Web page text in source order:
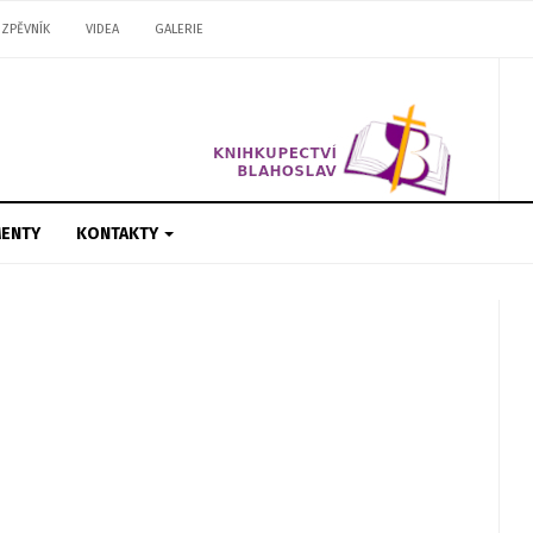
ZPĚVNÍK VIDEA GALERIE
KONTAKTY